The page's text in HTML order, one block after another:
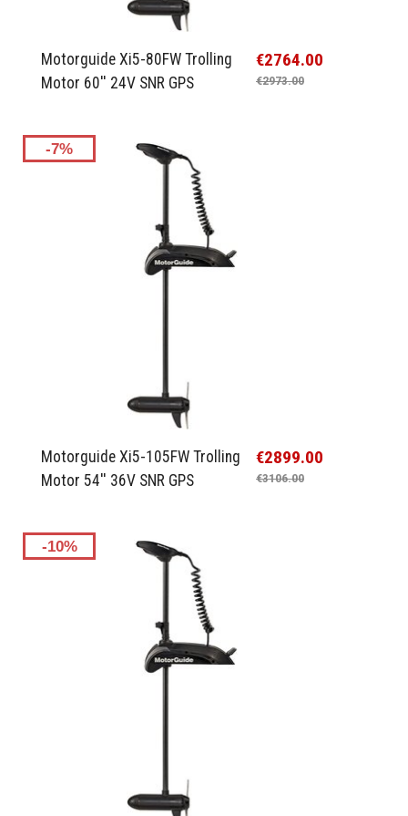
Motorguide Xi5-80FW Trolling
Motor 60'' 24V SNR GPS
€2764.00
€2973.00
-7%
Motorguide Xi5-105FW Trolling
Motor 54'' 36V SNR GPS
€2899.00
€3106.00
-10%